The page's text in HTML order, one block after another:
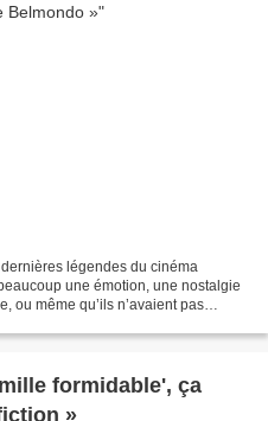
légendes du cinéma
une émotion, une nostalgie
ou même qu’ils n’avaient pas
formidable', ça
»